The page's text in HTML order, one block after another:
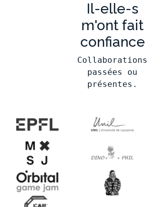
Il-elle-s
m'ont fait
confiance
Collaborations
passées ou
présentes.